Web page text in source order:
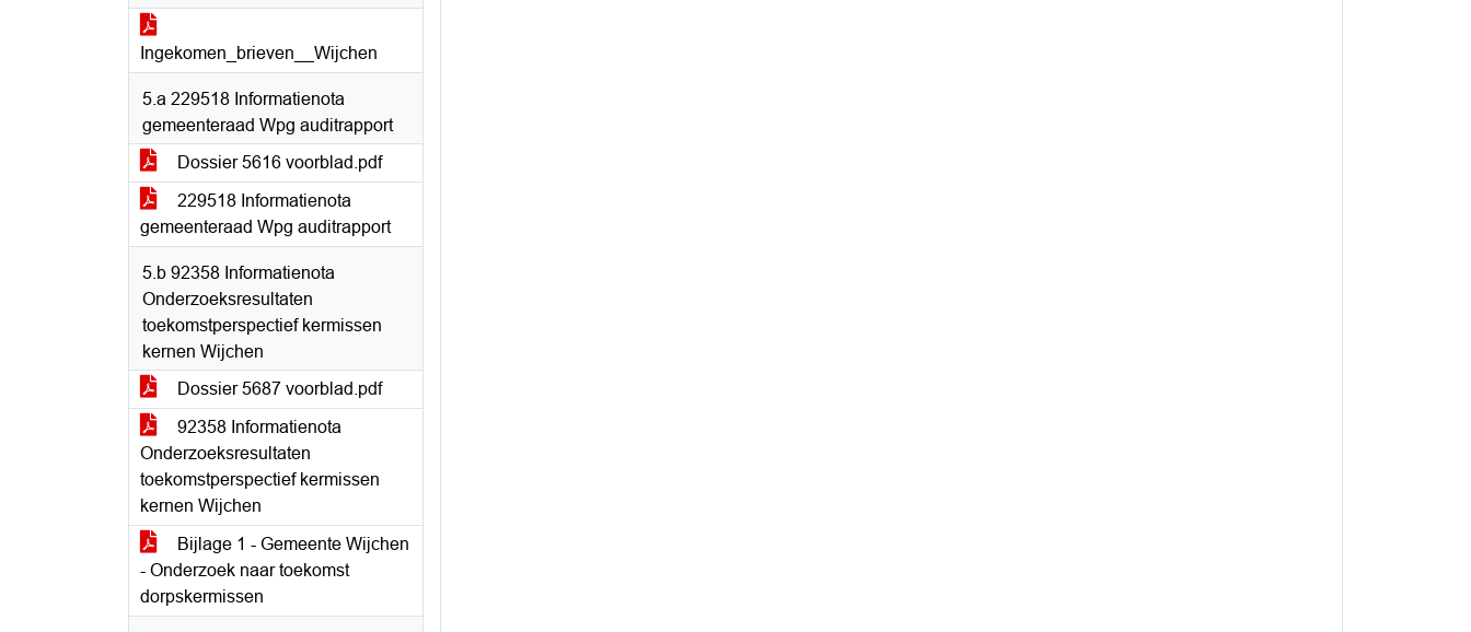
Ingekomen_brieven__Wijchen
5.a 229518 Informatienota
gemeenteraad Wpg auditrapport
Dossier 5616 voorblad.pdf
229518 Informatienota
gemeenteraad Wpg auditrapport
5.b 92358 Informatienota
Onderzoeksresultaten
toekomstperspectief kermissen
kernen Wijchen
Dossier 5687 voorblad.pdf
92358 Informatienota
Onderzoeksresultaten
toekomstperspectief kermissen
kernen Wijchen
Bijlage 1 - Gemeente Wijchen
- Onderzoek naar toekomst
dorpskermissen